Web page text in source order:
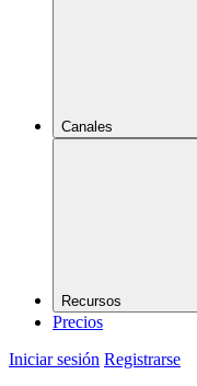
Canales
Recursos
Precios
Iniciar sesión Registrarse